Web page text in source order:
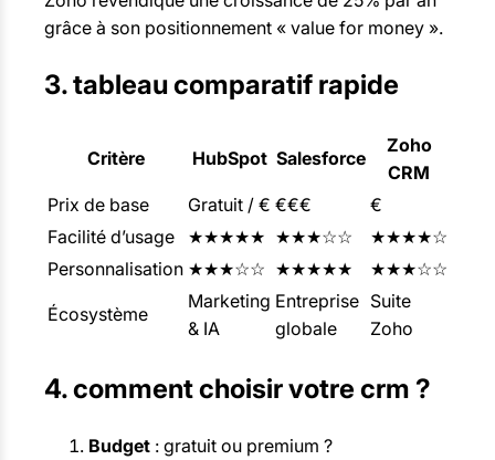
grâce à son positionnement « value for money ».
3. tableau comparatif rapide
Critère HubSpot Salesforce
Zoho
CRM
Prix de base
Gratuit / € €€€
€
Facilité d’usage
★★★★★ ★★★☆☆
★★★★☆
Personnalisation ★★★☆☆ ★★★★★ ★★★☆☆
Écosystème
Marketing
& IA
Entreprise
globale
Suite
Zoho
4. comment choisir votre crm ?
Budget : gratuit ou premium ?